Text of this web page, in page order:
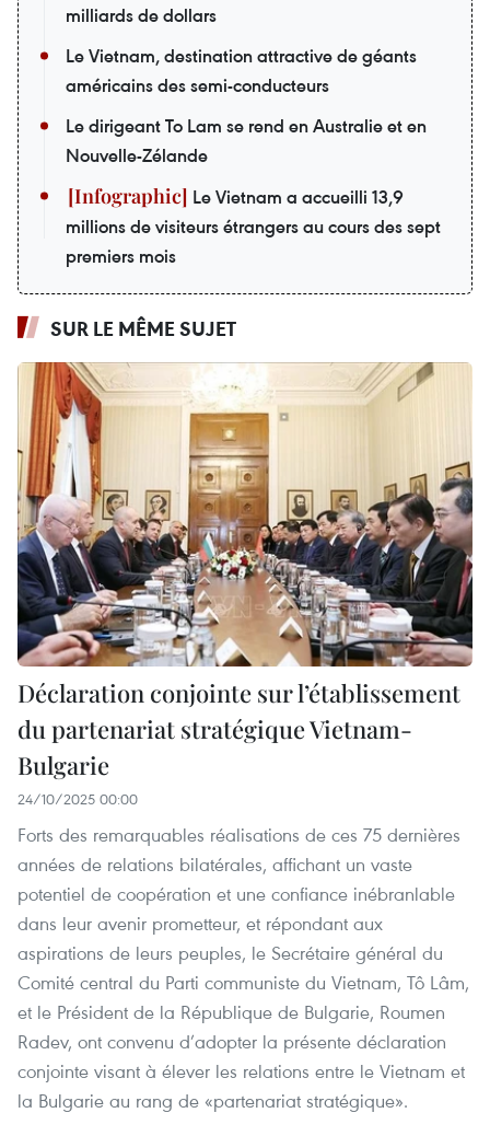
milliards de dollars
Le Vietnam, destination attractive de géants
américains des semi-conducteurs
Le dirigeant To Lam se rend en Australie et en
Nouvelle-Zélande
Le Vietnam a accueilli 13,9
millions de visiteurs étrangers au cours des sept
premiers mois
SUR LE MÊME SUJET
Déclaration conjointe sur l’établissement
du partenariat stratégique Vietnam-
Bulgarie
24/10/2025 00:00
Forts des remarquables réalisations de ces 75 dernières
années de relations bilatérales, affichant un vaste
potentiel de coopération et une confiance inébranlable
dans leur avenir prometteur, et répondant aux
aspirations de leurs peuples, le Secrétaire général du
Comité central du Parti communiste du Vietnam, Tô Lâm,
et le Président de la République de Bulgarie, Roumen
Radev, ont convenu d’adopter la présente déclaration
conjointe visant à élever les relations entre le Vietnam et
la Bulgarie au rang de «partenariat stratégique».